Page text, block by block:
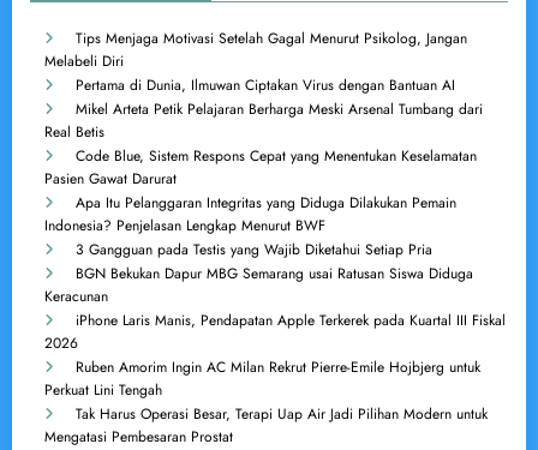
Tips Menjaga Motivasi Setelah Gagal Menurut Psikolog, Jangan
Melabeli Diri
Pertama di Dunia, Ilmuwan Ciptakan Virus dengan Bantuan AI
Mikel Arteta Petik Pelajaran Berharga Meski Arsenal Tumbang dari
Real Betis
Code Blue, Sistem Respons Cepat yang Menentukan Keselamatan
Pasien Gawat Darurat
Apa Itu Pelanggaran Integritas yang Diduga Dilakukan Pemain
Indonesia? Penjelasan Lengkap Menurut BWF
3 Gangguan pada Testis yang Wajib Diketahui Setiap Pria
BGN Bekukan Dapur MBG Semarang usai Ratusan Siswa Diduga
Keracunan
iPhone Laris Manis, Pendapatan Apple Terkerek pada Kuartal III Fiskal
2026
Ruben Amorim Ingin AC Milan Rekrut Pierre-Emile Hojbjerg untuk
Perkuat Lini Tengah
Tak Harus Operasi Besar, Terapi Uap Air Jadi Pilihan Modern untuk
Mengatasi Pembesaran Prostat